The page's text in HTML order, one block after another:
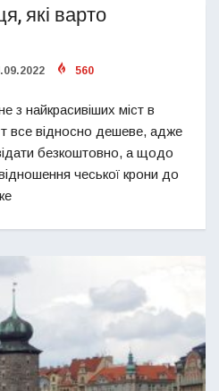
які варто
560
з найкрасивіших міст в
все відносно дешеве, адже
безкоштовно, а щодо
чеської крони до